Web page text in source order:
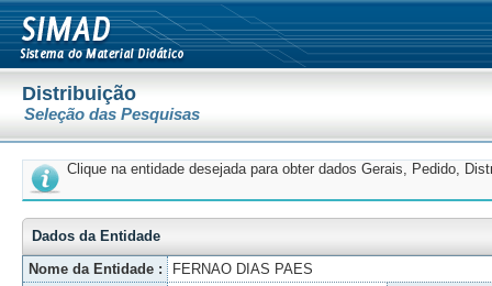
Distribuição
Seleção das Pesquisas
Clique na entidade desejada para obter dados Gerais, Pedido,
Dados da Entidade
Nome da Entidade :
FERNAO DIAS PAES